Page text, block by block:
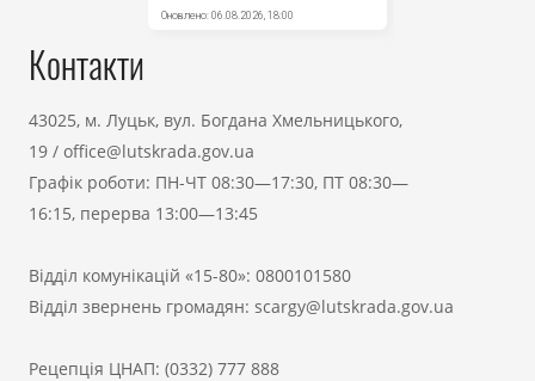
Контакти
43025, м. Луцьк, вул. Богдана Хмельницького,
19 / office@lutskrada.gov.ua
Графік роботи: ПН-ЧТ 08:30—17:30, ПТ 08:30—
16:15, перерва 13:00—13:45
Відділ комунікацій «15-80»: 0800101580
Відділ звернень громадян: scargy@lutskrada.gov.ua
Рецепція ЦНАП: (0332) 777 888